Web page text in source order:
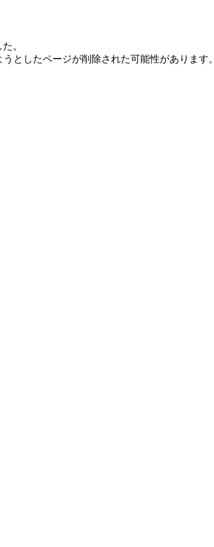
。
としたページが削除された可能性があります。